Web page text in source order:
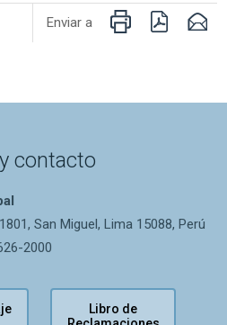
Enviar a ImprimirPDF Email
contacto
San Miguel, Lima 15088, Perú
2000
Libro de